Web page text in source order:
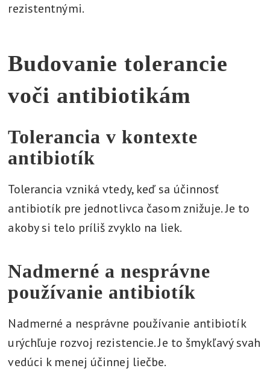
rezistentnými.
Budovanie tolerancie
voči antibiotikám
Tolerancia v kontexte
antibiotík
Tolerancia vzniká vtedy, keď sa účinnosť
antibiotík pre jednotlivca časom znižuje. Je to
akoby si telo príliš zvyklo na liek.
Nadmerné a nesprávne
používanie antibiotík
Nadmerné a nesprávne používanie antibiotík
urýchľuje rozvoj rezistencie. Je to šmykľavý svah
vedúci k menej účinnej liečbe.